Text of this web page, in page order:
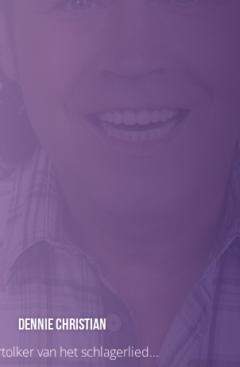
Dennie Christian
van het schlagerlied...